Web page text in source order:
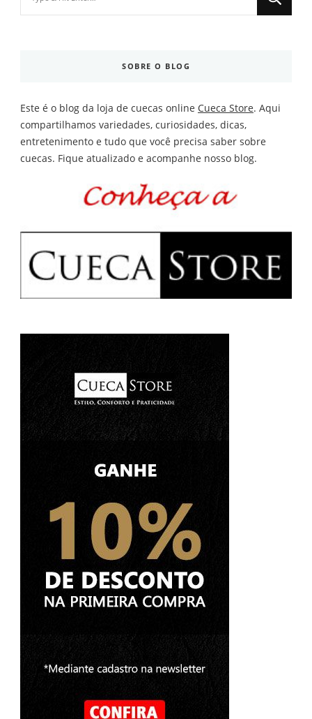
SOBRE O BLOG
Este é o blog da loja de cuecas online Cueca Store. Aqui
compartilhamos variedades, curiosidades, dicas,
entretenimento e tudo que você precisa saber sobre
cuecas. Fique atualizado e acompanhe nosso blog.